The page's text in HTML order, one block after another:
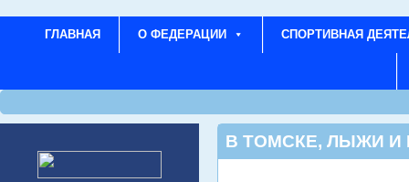
ГЛАВНАЯ О ФЕДЕРАЦИИ СПОРТИВНАЯ
В ТОМСКЕ, ЛЫЖИ И